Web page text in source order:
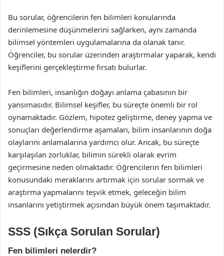
Bu sorular, öğrencilerin fen bilimleri konularında
derinlemesine düşünmelerini sağlarken, aynı zamanda
bilimsel yöntemleri uygulamalarına da olanak tanır.
Öğrenciler, bu sorular üzerinden araştırmalar yaparak, kendi
keşiflerini gerçekleştirme fırsatı bulurlar.
Fen bilimleri, insanlığın doğayı anlama çabasının bir
yansımasıdır. Bilimsel keşifler, bu süreçte önemli bir rol
oynamaktadır. Gözlem, hipotez geliştirme, deney yapma ve
sonuçları değerlendirme aşamaları, bilim insanlarının doğa
olaylarını anlamalarına yardımcı olur. Ancak, bu süreçte
karşılaşılan zorluklar, bilimin sürekli olarak evrim
geçirmesine neden olmaktadır. Öğrencilerin fen bilimleri
konusundaki meraklarını artırmak için sorular sormak ve
araştırma yapmalarını teşvik etmek, geleceğin bilim
insanlarını yetiştirmek açısından büyük önem taşımaktadır.
SSS (Sıkça Sorulan Sorular)
Fen bilimleri nelerdir?